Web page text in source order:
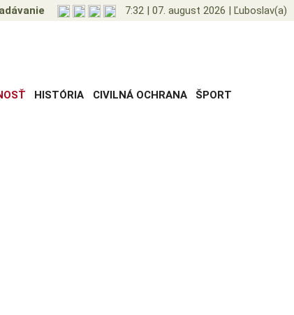
7:32 | 07. august 2026 | Ľuboslav(a)
HISTÓRIA CIVILNÁ OCHRANA ŠPORT